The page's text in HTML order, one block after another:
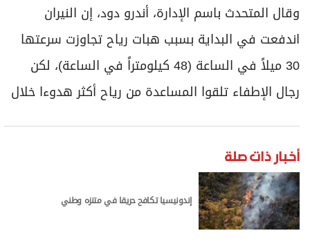
وقال المتحدث باسم الإدارة، أندرو دود، إن النيران
اندفعت في البداية بسبب هبات رياح تجاوزت سرعتها
30 ميلاً في الساعة (48 كيلومتراً في الساعة)، لكن
رجال الإطفاء تلقوا المساعدة من رياح أكثر هدوءا خلال
أخبار ذات صلة
إندونيسيا تكافح حريقا في متنزه وطني